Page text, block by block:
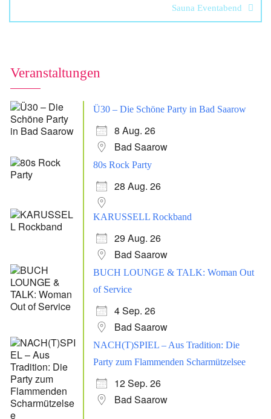
Sauna Eventabend
Veranstaltungen
Ü30 – Die Schöne Party in Bad Saarow
8 Aug. 26
Bad Saarow
80s Rock Party
28 Aug. 26
KARUSSELL Rockband
29 Aug. 26
Bad Saarow
BUCH LOUNGE & TALK: Woman Out
of Service
4 Sep. 26
Bad Saarow
NACH(T)SPIEL – Aus Tradition: Die
Party zum Flammenden Scharmützelsee
12 Sep. 26
Bad Saarow